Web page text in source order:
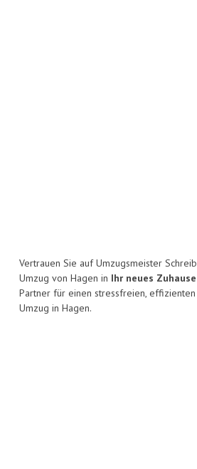
Vertrauen Sie auf Umzugsmeister
Umzug von Hagen in Ihr neues
Partner für einen stressfreien,
Umzug in Hagen.